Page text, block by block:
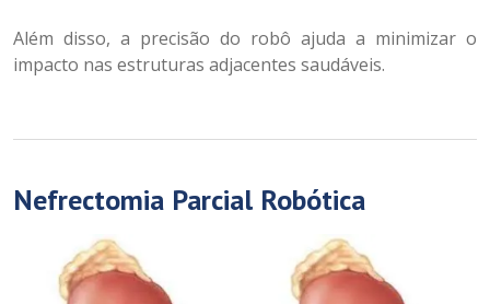
Além disso, a precisão do robô ajuda a minimizar o
impacto nas estruturas adjacentes saudáveis.
Nefrectomia Parcial Robótica